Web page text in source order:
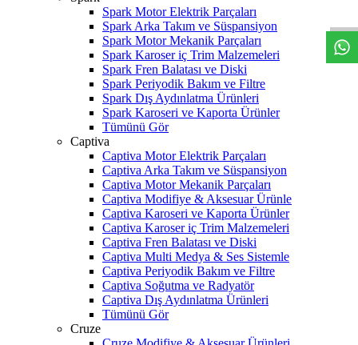
Spark Motor Elektrik Parçaları
Spark Arka Takım ve Süspansiyon
Spark Motor Mekanik Parçaları
Spark Karoser iç Trim Malzemeleri
Spark Fren Balatası ve Diski
Spark Periyodik Bakım ve Filtre
Spark Dış Aydınlatma Ürünleri
Spark Karoseri ve Kaporta Ürünler
Tümünü Gör
Captiva
Captiva Motor Elektrik Parçaları
Captiva Arka Takım ve Süspansiyon
Captiva Motor Mekanik Parçaları
Captiva Modifiye & Aksesuar Ürünle
Captiva Karoseri ve Kaporta Ürünler
Captiva Karoser iç Trim Malzemeleri
Captiva Fren Balatası ve Diski
Captiva Multi Medya & Ses Sistemle
Captiva Periyodik Bakım ve Filtre
Captiva Soğutma ve Radyatör
Captiva Dış Aydınlatma Ürünleri
Tümünü Gör
Cruze